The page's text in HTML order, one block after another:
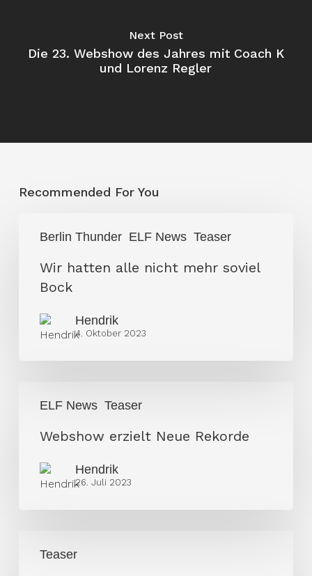
Next Post
Die 23. Webshow des Jahres mit Coach K
und Lorenz Regler
Recommended For You
Berlin Thunder ELF News Teaser
hatten
nicht
soviel
Wir hatten alle nicht mehr soviel
Bock
Hendrik
4. Oktober 2023
ELF News Teaser
erzielt
NeueWebshow erzielt Neue Rekorde
Hendrik
26. Juli 2023
Teaser
Partner